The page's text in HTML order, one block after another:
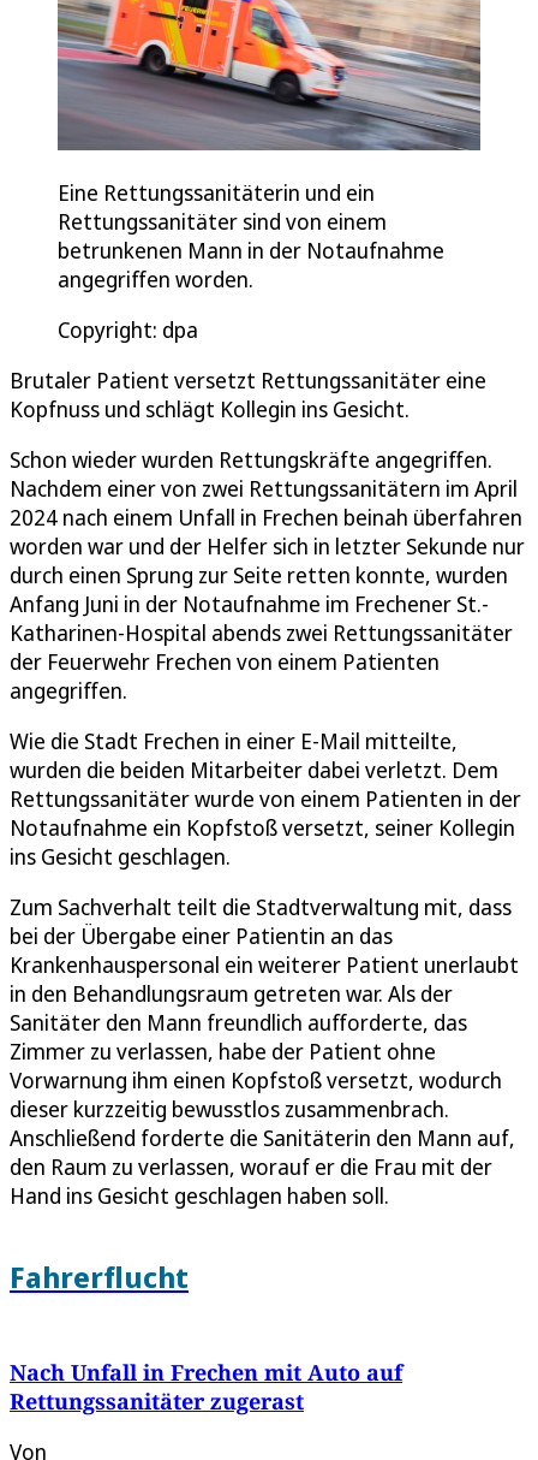
Eine Rettungssanitäterin und ein
Rettungssanitäter sind von einem
betrunkenen Mann in der Notaufnahme
angegriffen worden.
Copyright: dpa
Brutaler Patient versetzt Rettungssanitäter eine
Kopfnuss und schlägt Kollegin ins Gesicht.
Schon wieder wurden Rettungskräfte angegriffen.
Nachdem einer von zwei Rettungssanitätern im April
2024 nach einem Unfall in Frechen beinah überfahren
worden war und der Helfer sich in letzter Sekunde nur
durch einen Sprung zur Seite retten konnte, wurden
Anfang Juni in der Notaufnahme im Frechener St.-
Katharinen-Hospital abends zwei Rettungssanitäter
der Feuerwehr Frechen von einem Patienten
angegriffen.
Wie die Stadt Frechen in einer E-Mail mitteilte,
wurden die beiden Mitarbeiter dabei verletzt. Dem
Rettungssanitäter wurde von einem Patienten in der
Notaufnahme ein Kopfstoß versetzt, seiner Kollegin
ins Gesicht geschlagen.
Zum Sachverhalt teilt die Stadtverwaltung mit, dass
bei der Übergabe einer Patientin an das
Krankenhauspersonal ein weiterer Patient unerlaubt
in den Behandlungsraum getreten war. Als der
Sanitäter den Mann freundlich aufforderte, das
Zimmer zu verlassen, habe der Patient ohne
Vorwarnung ihm einen Kopfstoß versetzt, wodurch
dieser kurzzeitig bewusstlos zusammenbrach.
Anschließend forderte die Sanitäterin den Mann auf,
den Raum zu verlassen, worauf er die Frau mit der
Hand ins Gesicht geschlagen haben soll.
Fahrerflucht
Nach Unfall in Frechen mit Auto auf
Rettungssanitäter zugerast
Von